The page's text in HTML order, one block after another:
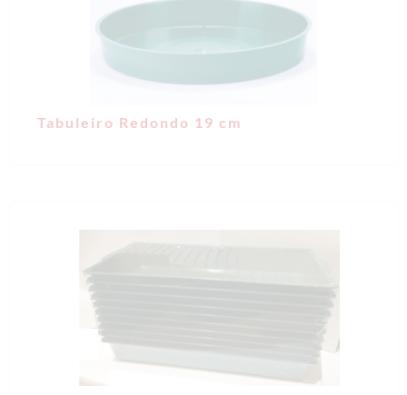
Tabuleiro Redondo 19 cm